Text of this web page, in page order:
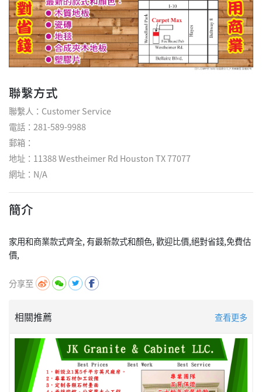
聯繫方式
聯繫人：Customer Service
電話：281-589-9988
郵箱：
地址：11388 Westheimer Rd Houston TX 77077
網址： N/A
簡介
家用和商業款式齊全, 有最新款式和顏色, 歡迎比價,絕對省錢,免費估
分享至
相關推薦 查看更多